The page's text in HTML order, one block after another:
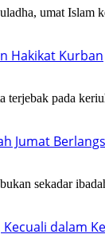
umat Islam
Hakikat Kurban
pada
Jumat
sekadar
dalam